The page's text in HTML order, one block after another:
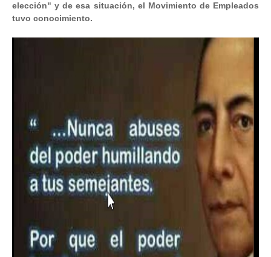
elección" y de esa situación, el Movimiento de Empleados
tuvo conocimiento.